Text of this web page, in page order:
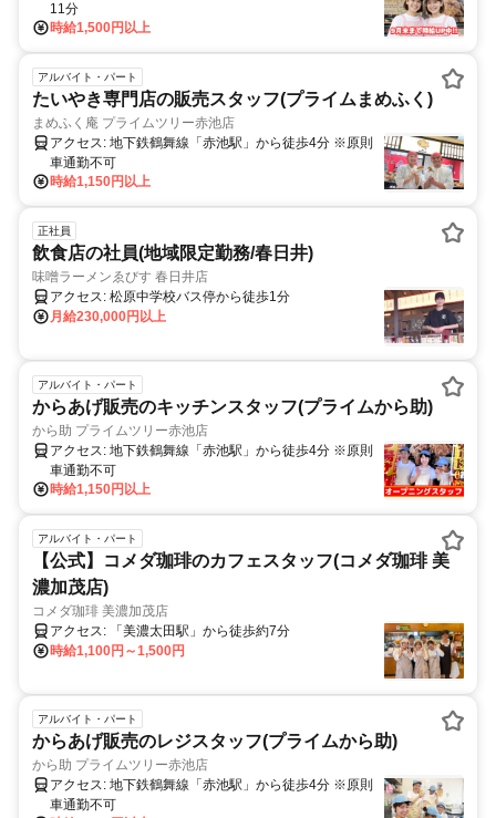
時給1,500円以上
11分
アルバイト・パート
たいやき専門店の販売スタッフ(プライムまめふく)
まめふく庵 プライムツリー赤池店
時給1,150円以上
アクセス: 地下鉄鶴舞線「赤池駅」から徒歩4分 ※原則
車通勤不可
正社員
飲食店の社員(地域限定勤務/春日井)
味噌ラーメンゑびす 春日井店
月給230,000円以上
アクセス: 松原中学校バス停から徒歩1分
アルバイト・パート
からあげ販売のキッチンスタッフ(プライムから助)
から助 プライムツリー赤池店
時給1,150円以上
アクセス: 地下鉄鶴舞線「赤池駅」から徒歩4分 ※原則
車通勤不可
アルバイト・パート
【公式】コメダ珈琲のカフェスタッフ(コメダ珈琲 美
濃加茂店)
コメダ珈琲 美濃加茂店
時給1,100円～1,500円
アクセス: 「美濃太田駅」から徒歩約7分
アルバイト・パート
からあげ販売のレジスタッフ(プライムから助)
から助 プライムツリー赤池店
アクセス: 地下鉄鶴舞線「赤池駅」から徒歩4分 ※原則
車通勤不可